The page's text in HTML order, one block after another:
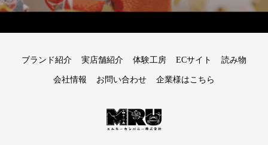
ブランド紹介 実店舗紹介 体験工房 ECサイト 読み物
会社情報 お問い合わせ 企業様はこちら